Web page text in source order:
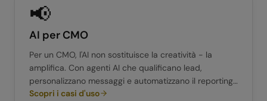
📢
AI per CMO
Per un CMO, l'AI non sostituisce la creatività - la
amplifica. Con agenti AI che qualificano lead,
personalizzano messaggi e automatizzano il reporting,
il team marketing può concentrarsi su strategia e
Scopri i casi d'uso